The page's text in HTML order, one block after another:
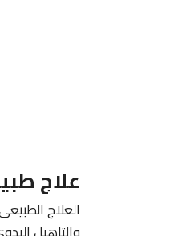
علاج
العلاج